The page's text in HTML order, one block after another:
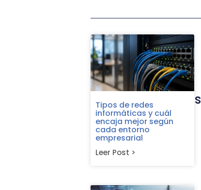
Anterior
Últimas entradas
Tipos de redes
informáticas y cuál
encaja mejor según
cada entorno
empresarial
Leer Post >